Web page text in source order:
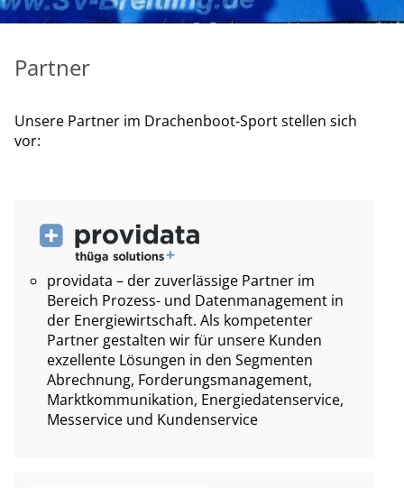
Partner
Unsere Partner im Drachenboot-Sport stellen sich
vor:
providata – der zuverlässige Partner im
Bereich Prozess- und Datenmanagement in
der Energiewirtschaft. Als kompetenter
Partner gestalten wir für unsere Kunden
exzellente Lösungen in den Segmenten
Abrechnung, Forderungsmanagement,
Marktkommunikation, Energiedatenservice,
Messervice und Kundenservice